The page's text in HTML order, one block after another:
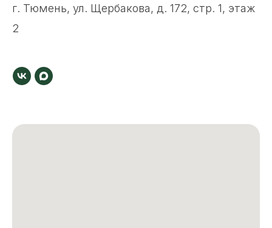
г. Тюмень, ул. Щербакова, д. 172, стр. 1, этаж
2